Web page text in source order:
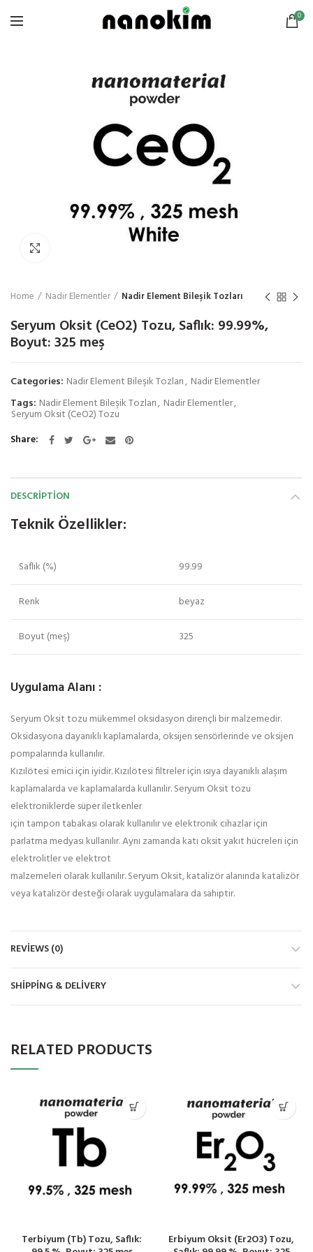
0
Home Nadir Elementler Nadir Element Bileşik Tozları
Seryum Oksit (CeO2) Tozu, Saflık: 99.99%,
Boyut: 325 meş
Categories: Nadir Element Bileşik Tozları, Nadir Elementler
Tags: Nadir Element Bileşik Tozları, Nadir Elementler,
Seryum Oksit (CeO2) Tozu
Share
DESCRIPTION
Teknik Özellikler:
Saflık (%) 99.99
Renk beyaz
Boyut (meş) 325
Uygulama Alanı :
Seryum Oksit tozu mükemmel oksidasyon dirençli bir malzemedir.
Oksidasyona dayanıklı kaplamalarda, oksijen sensörlerinde ve oksijen
pompalarında kullanılır.
Kızılötesi emici için iyidir. Kızılötesi filtreler için ısıya dayanıklı alaşım
kaplamalarda ve kaplamalarda kullanılır. Seryum Oksit tozu
elektroniklerde süper iletkenler
için tampon tabakası olarak kullanılır ve elektronik cihazlar için
parlatma medyası kullanılır. Aynı zamanda katı oksit yakıt hücreleri için
elektrolitler ve elektrot
malzemeleri olarak kullanılır. Seryum Oksit, katalizör alanında katalizör
veya katalizör desteği olarak uygulamalara da sahiptir.
REVIEWS (0)
SHIPPING & DELIVERY
RELATED PRODUCTS
Terbiyum (Tb) Tozu, Saflık: Erbiyum Oksit (Er2O3) Tozu,